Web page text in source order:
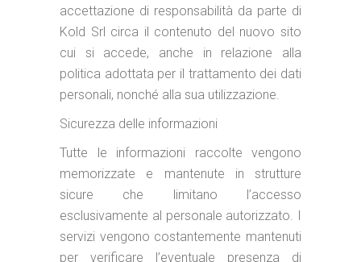
accettazione di responsabilità da parte di
Kold Srl circa il contenuto del nuovo sito
cui si accede, anche in relazione alla
politica adottata per il trattamento dei dati
personali, nonché alla sua utilizzazione.
Sicurezza delle informazioni
Tutte le informazioni raccolte vengono
memorizzate e mantenute in strutture
sicure che limitano l’accesso
esclusivamente al personale autorizzato. I
servizi vengono costantemente mantenuti
per verificare l’eventuale presenza di